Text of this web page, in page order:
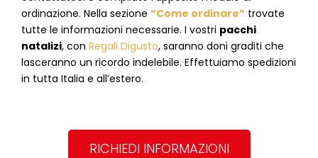
ordinazione. Nella sezione “Come ordinare” trovate
tutte le informazioni necessarie. I vostri pacchi
natalizi, con Regali Digusto, saranno doni graditi che
lasceranno un ricordo indelebile. Effettuiamo spedizioni
in tutta Italia e all’estero.
RICHIEDI INFORMAZIONI